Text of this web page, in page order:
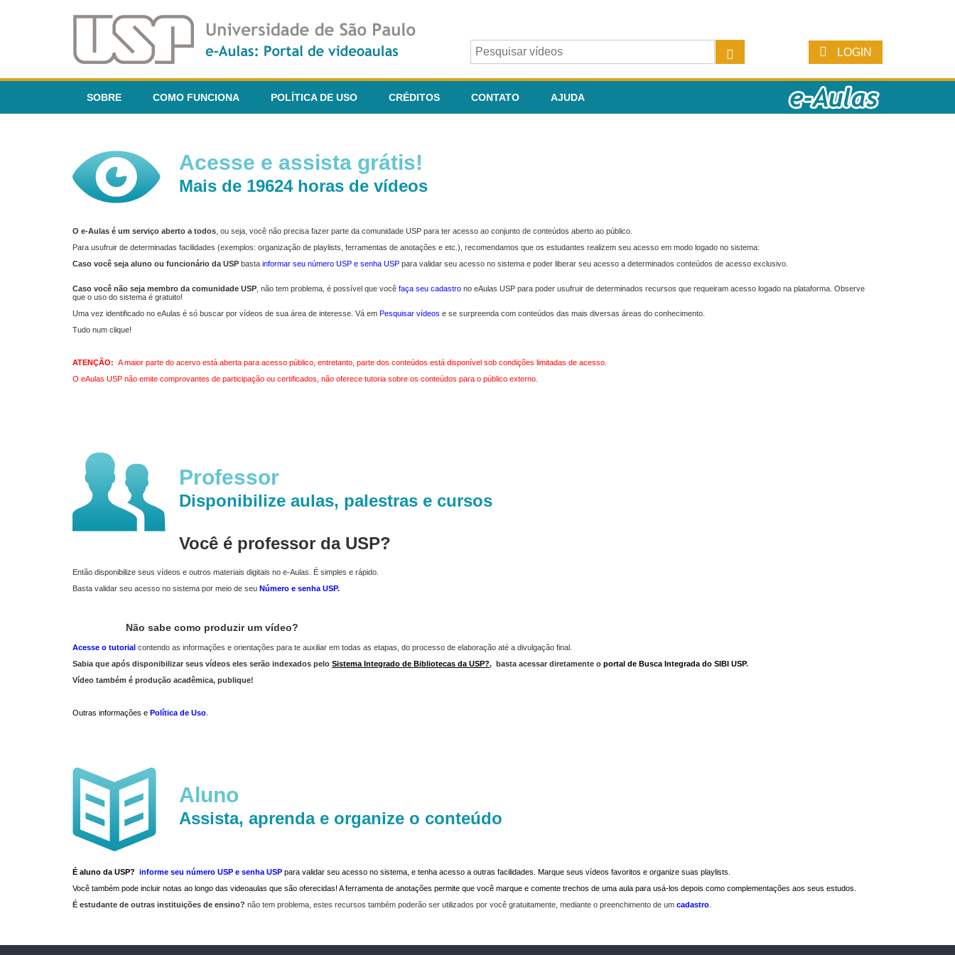
LOGIN
SOBRE COMO FUNCIONA POLÍTICA DE USO CRÉDITOS CONTATO AJUDA
Acesse e assista grátis!
Mais de 19624 horas de vídeos
O e-Aulas é um serviço aberto a todos , ou seja, você não precisa fazer parte da comunidade USP para ter acesso ao conjunto de conteúdos aberto ao público.
Para usufruir de determinadas facilidades (exemplos: organização de playlists, ferramentas de anotações e etc.), recomendamos que os estudantes realizem seu acesso em modo logado no sistema:
Caso você seja aluno ou funcionário da USP basta informar seu número USP e senha USP para validar seu acesso no sistema e poder liberar seu acesso a determinados conteúdos de acesso exclusivo.
Caso você não seja membro da comunidade USP , não tem problema, é possível que você faça seu cadastro no eAulas USP para poder usufruir de determinados recursos que requeiram acesso logado na plataforma. Observe
que o uso do sistema é gratuito!
Uma vez identificado no eAulas é só buscar por vídeos de sua área de interesse. Vá em Pesquisar vídeos e se surpreenda com conteúdos das mais diversas áreas do conhecimento.
Tudo num clique!
ATENÇÃO: A maior parte do acervo está aberta para acesso público, entretanto, parte dos conteúdos está disponível sob condições limitadas de acesso.
O eAulas USP não emite comprovantes de participação ou certificados, não oferece tutoria sobre os conteúdos para o público externo.
Professor
Disponibilize aulas, palestras e cursos
Você é professor da USP?
Então disponibilize seus vídeos e outros materiais digitais no e-Aulas. É simples e rápido.
Basta validar seu acesso no sistema por meio de seu Número e senha USP.
Não sabe como produzir um vídeo?
Acesse o tutorial contendo as informações e orientações para te auxiliar em todas as etapas, do processo de elaboração até a divulgação final.
Sabia que após disponibilizar seus vídeos eles serão indexados pelo Sistema Integrado de Bibliotecas da USP?, basta acessar diretamente o portal de Busca Integrada do SIBI USP.
Vídeo também é produção acadêmica, publique!
Outras informações e Política de Uso
Aluno
Assista, aprenda e organize o conteúdo
É aluno da USP? informe seu número USP e senha USP para validar seu acesso no sistema, e tenha acesso a outras facilidades. Marque seus vídeos favoritos e organize suas playlists.
Você também pode incluir notas ao longo das videoaulas que são oferecidas! A ferramenta de anotações permite que você marque e comente trechos de uma aula para usá-los depois como complementações aos seus estudos.
É estudante de outras instituições de ensino? não tem problema, estes recursos também poderão ser utilizados por você gratuitamente, mediante o preenchimento de um cadastro